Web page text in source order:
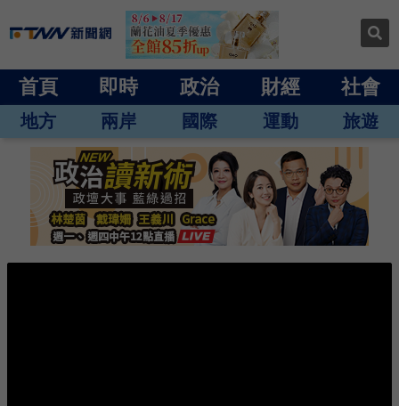
首頁 即時 政治 財經 社會
地方 兩岸 國際 運動 旅遊